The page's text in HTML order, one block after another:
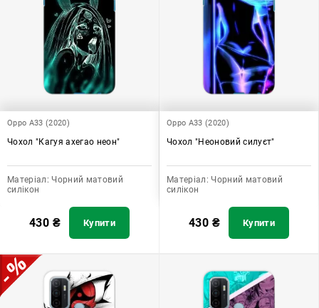
Oppo A33 (2020)
Чохол "Кагуя ахегао неон"
Матеріал: Чорний матовий
силікон
430 ₴ Купити
Oppo A33 (2020)
Чохол "Неоновий силуєт"
Матеріал: Чорний матовий
силікон
430 ₴ Купити